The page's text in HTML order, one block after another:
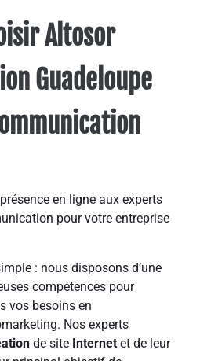
Altosor
Guadeloupe
en ligne aux experts
pour votre entreprise
: nous disposons d’une
compétences pour
vos besoins en
Nos experts
de site Internet et de leur